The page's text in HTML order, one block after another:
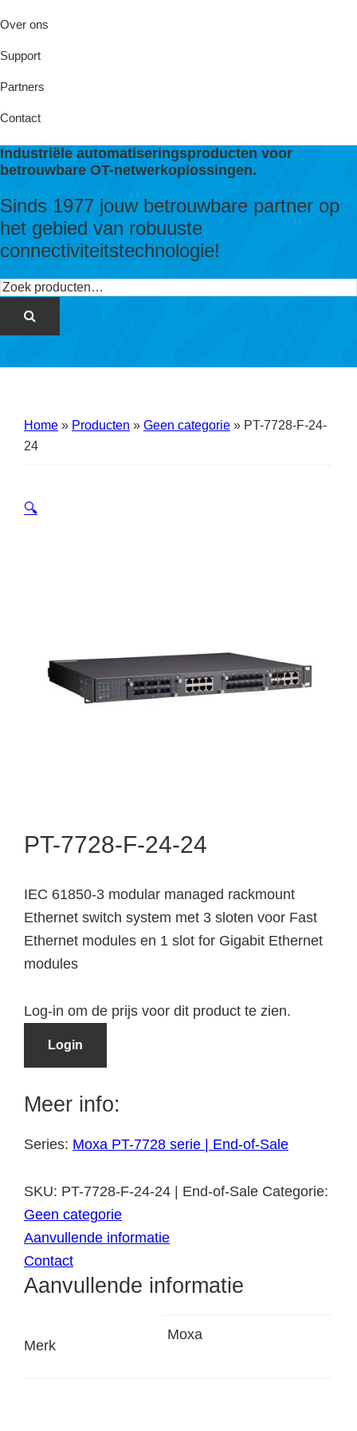
Over ons
Support
Partners
Contact
Industriële automatiseringsproducten voor
betrouwbare OT-netwerkoplossingen.
Sinds 1977 jouw betrouwbare partner op
het gebied van robuuste
connectiviteitstechnologie!
Zoeken
Home » Producten » Geen categorie » PT-7728-F-24-
24
🔍
PT-7728-F-24-24
IEC 61850-3 modular managed rackmount
Ethernet switch system met 3 sloten voor Fast
Ethernet modules en 1 slot for Gigabit Ethernet
modules
Log-in om de prijs voor dit product te zien.
Login
Meer info:
Series: Moxa PT-7728 serie | End-of-Sale
SKU: PT-7728-F-24-24 | End-of-Sale Categorie:
Geen categorie
Aanvullende informatie
Contact
Aanvullende informatie
Merk
Moxa